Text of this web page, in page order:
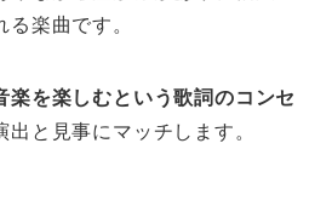
楽曲です。
楽を楽しむという歌詞のコンセ
出と見事にマッチします。